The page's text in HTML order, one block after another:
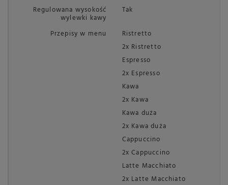
Regulowana wysokość
wylewki kawy
Tak
Przepisy w menu
Ristretto
2x Ristretto
Espresso
2x Espresso
Kawa
2x Kawa
Kawa duża
2x Kawa duża
Cappuccino
2x Cappuccino
Latte Macchiato
2x Latte Macchiato